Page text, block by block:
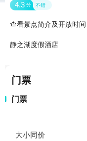
4.3 分 不错
查看景点简介及开放时间
静之湖度假酒店
门票
门票
大小同价